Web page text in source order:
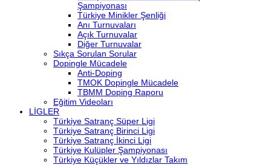
Şampiyonası
Türkiye Minikler Şenliği
Anı Turnuvaları
Açık Turnuvalar
Diğer Turnuvalar
Sıkça Sorulan Sorular
Dopingle Mücadele
Anti-Doping
TMOK Dopingle Mücadele
TBMM Doping Raporu
Eğitim Videoları
LİGLER
Türkiye Satranç Süper Ligi
Türkiye Satranç Birinci Ligi
Türkiye Satranç İkinci Ligi
Türkiye Kulüpler Şampiyonası
Türkiye Küçükler ve Yıldızlar Takım